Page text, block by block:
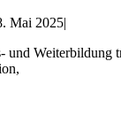
Mai 2025|
Weiterbildung